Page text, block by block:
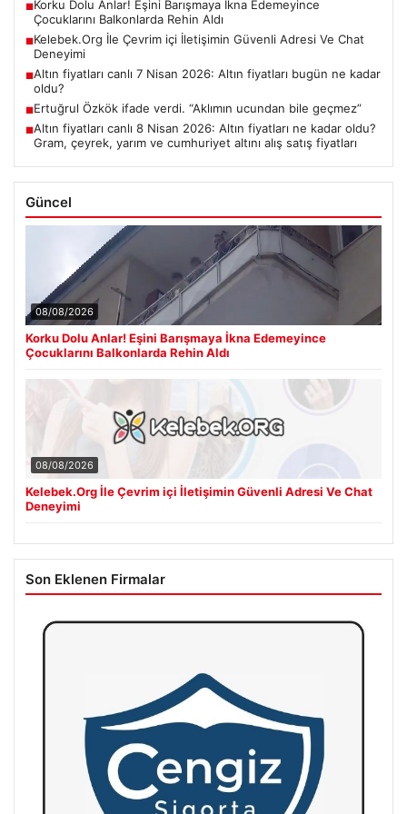
■Korku Dolu Anlar! Eşini Barışmaya İkna Edemeyince
Çocuklarını Balkonlarda Rehin Aldı
■Kelebek.Org İle Çevrim içi İletişimin Güvenli Adresi Ve Chat
Deneyimi
■Altın fiyatları canlı 7 Nisan 2026: Altın fiyatları bugün ne kadar
oldu?
■Ertuğrul Özkök ifade verdi. “Aklımın ucundan bile geçmez”
■Altın fiyatları canlı 8 Nisan 2026: Altın fiyatları ne kadar oldu?
Gram, çeyrek, yarım ve cumhuriyet altını alış satış fiyatları
Güncel
08/08/2026
Korku Dolu Anlar! Eşini Barışmaya İkna Edemeyince
Çocuklarını Balkonlarda Rehin Aldı
08/08/2026
Kelebek.Org İle Çevrim içi İletişimin Güvenli Adresi Ve Chat
Deneyimi
Son Eklenen Firmalar